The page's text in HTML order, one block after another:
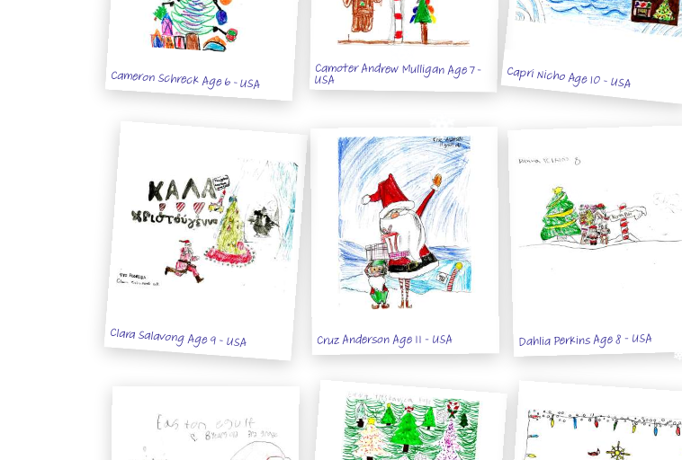
Cameron Schreck Age 6 - USA Camoter Andrew Mulligan Age 7 -
USA Capri Nicho Age 10 - USA
Clara Salavong Age 9 - USA Cruz Anderson Age 11 - USA Dahlia Perkins Age 8 - USA